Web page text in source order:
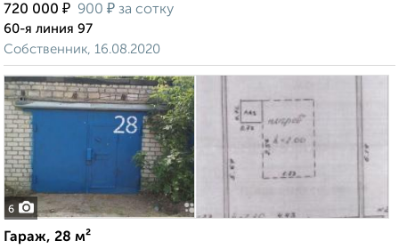
720 000 ₽ 900 ₽ за сотку
60-я линия 97
Собственник, 16.08.2020
6
Гараж, 28 м²